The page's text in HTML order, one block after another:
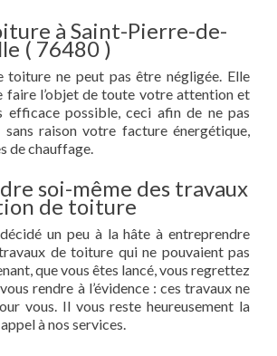
à Saint-Pierre-de-
( 76480 )
toiture ne peut pas être négligée. Elle
faire l’objet de toute votre attention et
possible, ceci afin de ne pas
raison votre facture énergétique,
de chauffage.
soi-même des travaux
de toiture
un peu à la hâte à entreprendre
de toiture qui ne pouvaient pas
que vous êtes lancé, vous regrettez
rendre à l’évidence : ces travaux ne
vous. Il vous reste heureusement la
à nos services.